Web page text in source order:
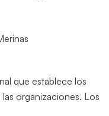
que establece los
organizaciones. Los